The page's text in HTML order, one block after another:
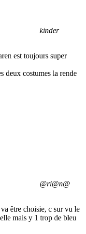
kinder
est toujours super
deux costumes la rende
@ri@n@
être choisie, c sur vu le
mais y 1 trop de bleu